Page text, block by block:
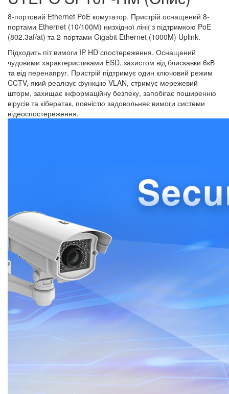
8-портовий Ethernet PoE комутатор. Пристрій оснащений 8-
портами Ethernet (10/100М) низхідної лінії з підтримкою PoE
(802.3af/at) та 2-портами Gigabit Ethernet (1000M) Uplink.
Підходить піт вимоги IP HD спостереження. Оснащений
чудовими характеристиками ESD, захистом від блискавки 6кВ
та від перенапруг. Пристрій підтримує один ключовий режим
CCTV, який реалізує функцію VLAN, стримує мережевий
шторм, захищає інформаційну безпеку, запобігає поширенню
вірусів та кібератак, повністю задовольняє вимоги системи
відеоспостереження.